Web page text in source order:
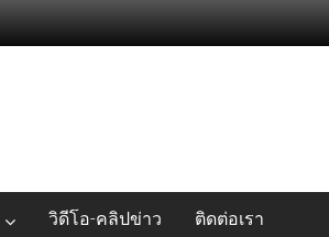
วิดีโอ-คลิปข่าว ติดต่อเรา